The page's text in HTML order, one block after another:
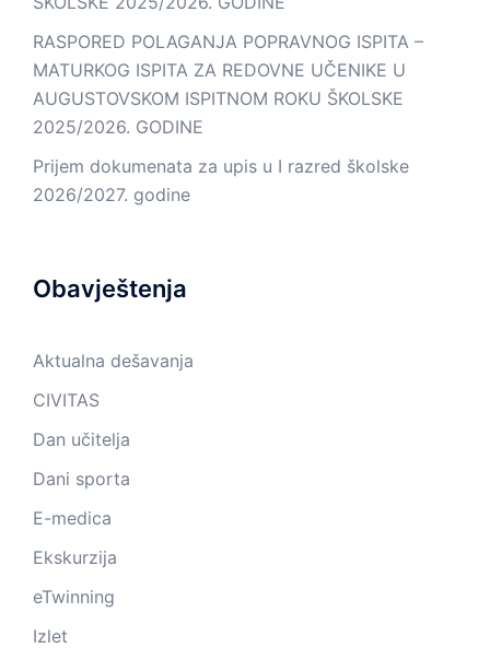
RASPORED POLAGANJA POPRAVNOG ISPITA –
MATURKOG ISPITA ZA REDOVNE UČENIKE U
AUGUSTOVSKOM ISPITNOM ROKU ŠKOLSKE
2025/2026. GODINE
Prijem dokumenata za upis u I razred školske
2026/2027. godine
Obavještenja
Aktualna dešavanja
CIVITAS
Dan učitelja
Dani sporta
E-medica
Ekskurzija
eTwinning
Izlet